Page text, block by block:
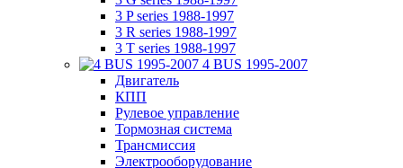
3 P series 1988-1997
3 R series 1988-1997
3 T series 1988-1997
4 BUS 1995-2007
Двигатель
КПП
Рулевое управление
Тормозная система
Трансмиссия
Электрооборудование